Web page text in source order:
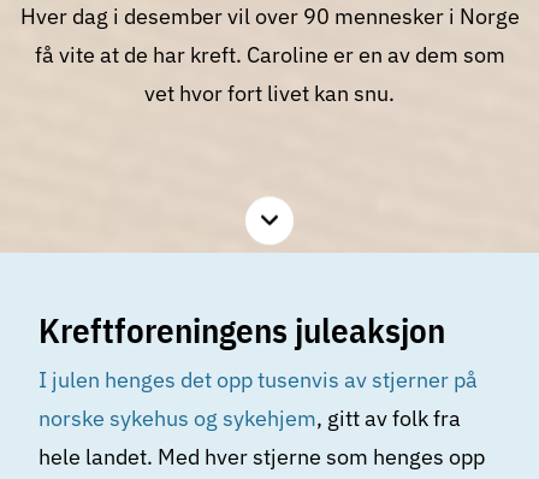
Hver dag i desember vil over 90 mennesker i Norge
få vite at de har kreft. Caroline er en av dem som
vet hvor fort livet kan snu.
Les
mer
Kreftforeningens juleaksjon
I julen henges det opp tusenvis av stjerner på
norske sykehus og sykehjem, gitt av folk fra
hele landet. Med hver stjerne som henges opp